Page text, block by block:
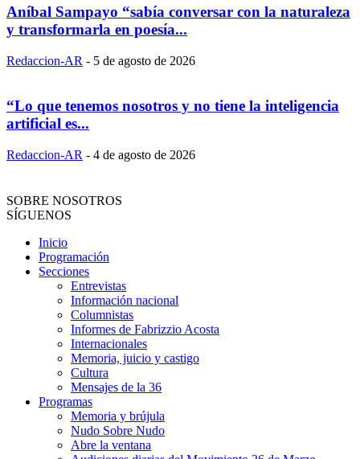
Aníbal Sampayo “sabía conversar con la naturaleza
y transformarla en poesía...
Redaccion-AR - 5 de agosto de 2026
“Lo que tenemos nosotros y no tiene la inteligencia
artificial es...
Redaccion-AR - 4 de agosto de 2026
SOBRE NOSOTROS
SÍGUENOS
Inicio
Programación
Secciones
Entrevistas
Información nacional
Columnistas
Informes de Fabrizzio Acosta
Internacionales
Memoria, juicio y castigo
Cultura
Mensajes de la 36
Programas
Memoria y brújula
Nudo Sobre Nudo
Abre la ventana